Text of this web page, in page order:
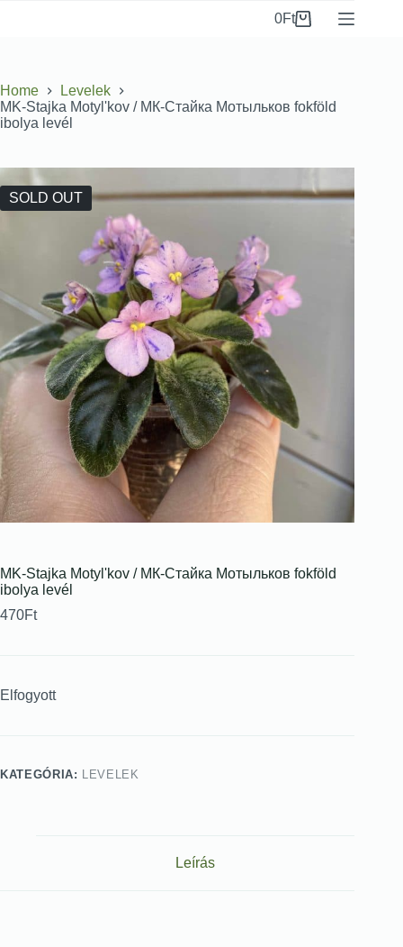
0Ft
Home
Levelek
MK-Stajka Motylʹkov / МК-Стайка Мотыльков fokföld
ibolya levél
SOLD OUT
MK-Stajka Motylʹkov / МК-Стайка Мотыльков fokföld
ibolya levél
470Ft
Elfogyott
KATEGÓRIA: LEVELEK
Leírás